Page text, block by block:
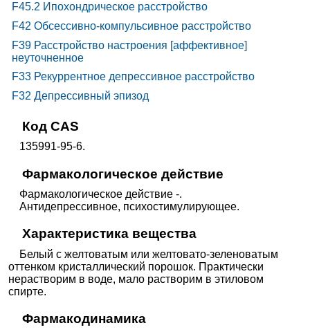
F45.2 Ипохондрическое расстройство
F42 Обсессивно-компульсивное расстройство
F39 Расстройство настроения [аффективное]
неуточненное
F33 Рекуррентное депрессивное расстройство
F32 Депрессивный эпизод
Код CAS
135991-95-6.
Фармакологическое действие
Фармакологическое действие -.
Антидепрессивное, психостимулирующее.
Характеристика вещества
Белый с желтоватым или желтовато-зеленоватым
оттенком кристаллический порошок. Практически
нерастворим в воде, мало растворим в этиловом
спирте.
Фармакодинамика